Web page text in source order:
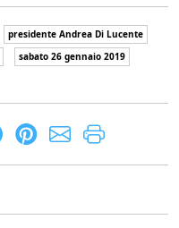
presidente Andrea Di Lucente
sabato 26 gennaio 2019